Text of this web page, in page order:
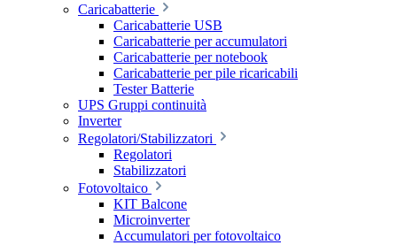
Caricabatterie
Caricabatterie USB
Caricabatterie per accumulatori
Caricabatterie per notebook
Caricabatterie per pile ricaricabili
Tester Batterie
UPS Gruppi continuità
Inverter
Regolatori/Stabilizzatori
Regolatori
Stabilizzatori
Fotovoltaico
KIT Balcone
Microinverter
Accumulatori per fotovoltaico